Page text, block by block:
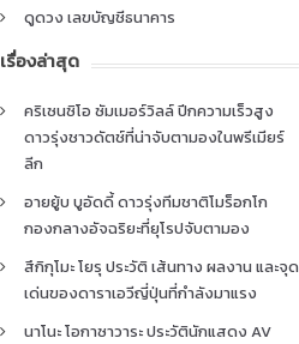
ดูดวง เลขบัญชีธนาคาร
เรื่องล่าสุด
คริเซนซิโอ ซัมเมอร์วิลล์ ปีกความเร็วสูง
ดาวรุ่งชาวดัตช์ที่น่าจับตามองในพรีเมียร์
ลีก
อายยู้บ บูอัดดี้ ดาวรุ่งทีมชาติโมร็อกโก
กองกลางอัจฉริยะที่ยุโรปจับตามอง
สึกิกุโมะ โยรุ ประวัติ เส้นทาง ผลงาน และจุด
เด่นของดาราเอวีญี่ปุ่นที่กำลังมาแรง
นาโนะ โอกาซาวาระ ประวัตินักแสดง AV